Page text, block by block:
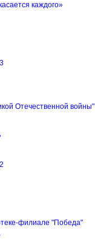
каждого»
Отечественной войны"
филиале "Победа"